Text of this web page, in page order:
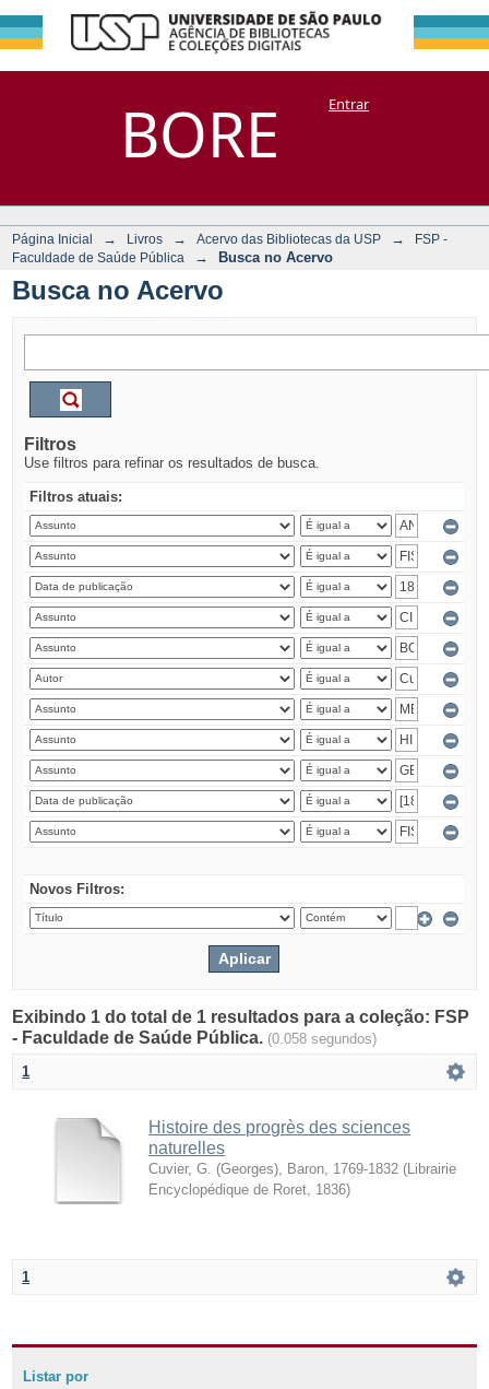
BORE
Busca no Acervo
DSpace/Manakin + CoriscoEntrar
Página Inicial → Livros → Acervo das Bibliotecas da USP →
FSP -
Faculdade de Saúde Pública
→ Busca no Acervo
Busca no Acervo
Filtros
Use filtros para refinar os resultados de busca.
Filtros atuais:
Novos Filtros:
Exibindo 1 do total de 1 resultados para a coleção: FSP
- Faculdade de Saúde Pública. (0.058 segundos)
1
Histoire des progrès des sciences
naturelles
Cuvier, G. (Georges), Baron, 1769-1832 ( Librairie
Encyclopédique de Roret 1836)
1
Listar por